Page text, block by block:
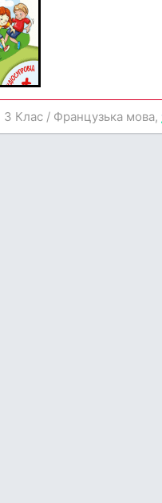
3 Клас / Французька мова,